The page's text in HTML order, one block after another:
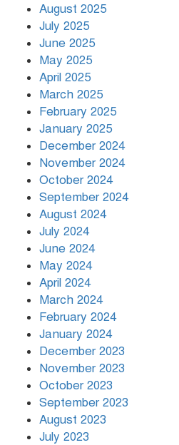
August 2025
July 2025
June 2025
May 2025
April 2025
March 2025
February 2025
January 2025
December 2024
November 2024
October 2024
September 2024
August 2024
July 2024
June 2024
May 2024
April 2024
March 2024
February 2024
January 2024
December 2023
November 2023
October 2023
September 2023
August 2023
July 2023